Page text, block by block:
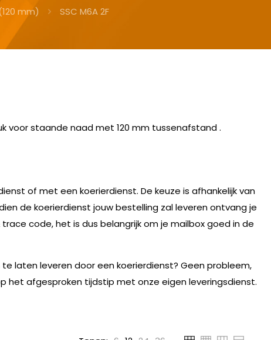
mm) SSC M6A 2F
voor staande naad met 120 mm tussenafstand .
of met een koerierdienst. De keuze is afhankelijk van
de koerierdienst jouw bestelling zal leveren ontvang je
code, het is dus belangrijk om je mailbox goed in de
laten leveren door een koerierdienst? Geen probleem,
het afgesproken tijdstip met onze eigen leveringsdienst.